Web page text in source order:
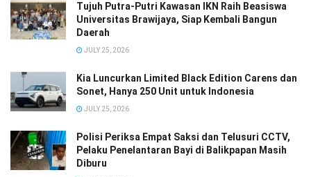
Tujuh Putra-Putri Kawasan IKN Raih Beasiswa
Universitas Brawijaya, Siap Kembali Bangun
Daerah
JULY 25, 2026
Kia Luncurkan Limited Black Edition Carens dan
Sonet, Hanya 250 Unit untuk Indonesia
JULY 25, 2026
Polisi Periksa Empat Saksi dan Telusuri CCTV,
Pelaku Penelantaran Bayi di Balikpapan Masih
Diburu